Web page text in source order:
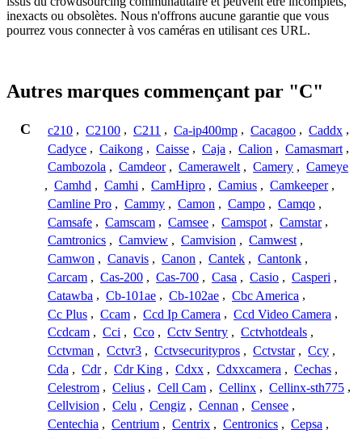
inexacts ou obsolètes. Nous n'offrons aucune garantie que vous
pourrez vous connecter à vos caméras en utilisant ces URL.
Autres marques commençant par "C"
C c210 , C2100 , C211 , Ca-ip400mp , Cacagoo , Caddx ,
Cadyce , Caikong , Caisse , Caja , Calion , Camasmart ,
Cambozola , Camdeor , Camerawelt , Camery , Cameye
, Camhd , Camhi , CamHipro , Camius , Camkeeper ,
Camline Pro , Cammy , Camon , Campo , Camqo ,
Camsafe , Camscam , Camsee , Camspot , Camstar ,
Camtronics , Camview , Camvision , Camwest ,
Camwon , Canavis , Canon , Cantek , Cantonk ,
Carcam , Cas-200 , Cas-700 , Casa , Casio , Casperi ,
Catawba , Cb-101ae , Cb-102ae , Cbc America ,
Cc Plus , Ccam , Ccd Ip Camera , Ccd Video Camera ,
Ccdcam , Cci , Cco , Cctv Sentry , Cctvhotdeals ,
Cctvman , Cctvr3 , Cctvsecuritypros , Cctvstar , Ccy ,
Cda , Cdr , Cdr King , Cdxx , Cdxxcamera , Cechas ,
Celestrom , Celius , Cell Cam , Cellinx , Cellinx-sth775 ,
Cellvision , Celu , Cengiz , Cennan , Censee ,
Centechia , Centrium , Centrix , Centronics , Cepsa ,